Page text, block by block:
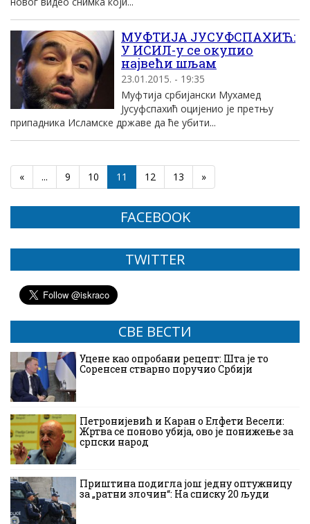
МУФТИЈА ЈУСУФСПАХИЋ:
У ИСИЛ-у се окупио
највећи шљам
23.01.2015. - 19:35
Муфтија србијански Мухамед
Јусуфспахић оцијенио је претњу
припадника Исламске државе да ће убити...
« ... 9 10 11 12 13 »
FACEBOOK
TWITTER
СВЕ ВЕСТИ
Уцене као опробани рецепт: Шта је то
Соренсен стварно поручио Србији
Петронијевић и Каран о Елфети Весели:
Жртва се поново убија, ово је понижење за
српски народ
Приштина подигла још једну оптужницу
за „ратни злочин“: На списку 20 људи